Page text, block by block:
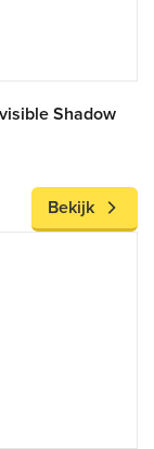
Shadow
Bekijk